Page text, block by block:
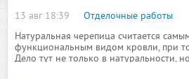
13 авг 18:39
Отделочные работы
Натуральная черепица считается
функциональным видом кровли, при
Дело тут не только в натуральности,